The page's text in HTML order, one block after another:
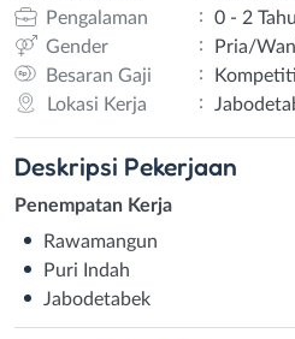
Pengalaman
:
0 - 2
Gender
:
Pria/
Besaran Gaji
:
Lokasi Kerja
:
Deskripsi Pekerjaan
Penempatan Kerja
Rawamangun
Puri Indah
Jabodetabek